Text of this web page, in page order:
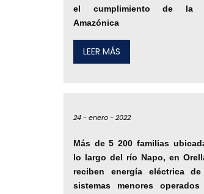
el cumplimiento de la
Amazónica
LEER MÁS
24 -enero -2022
Más de 5 200 familias
lo largo del río Napo, en
reciben energía eléctrica
sistemas menores